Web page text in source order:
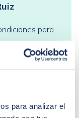
para analizar el
para